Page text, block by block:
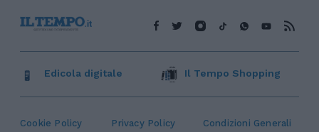
Cookie Policy Privacy Policy Condizioni Generali
Edicola digitale Il Tempo Shopping